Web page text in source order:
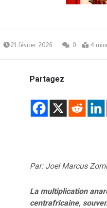
21 février 2026 0 4
Partagez
Par: Joel Marcus
La multiplication
centrafricaine,